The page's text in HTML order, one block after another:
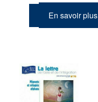
En savoir plus